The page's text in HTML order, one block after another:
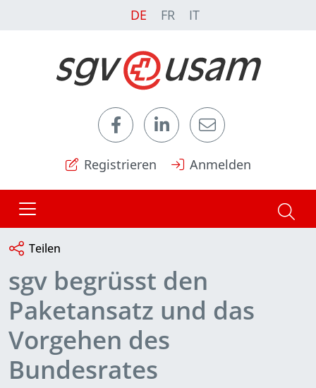
DE FR IT
Registrieren Anmelden
Teilen
sgv begrüsst den
Paketansatz und das
Vorgehen des
Bundesrates